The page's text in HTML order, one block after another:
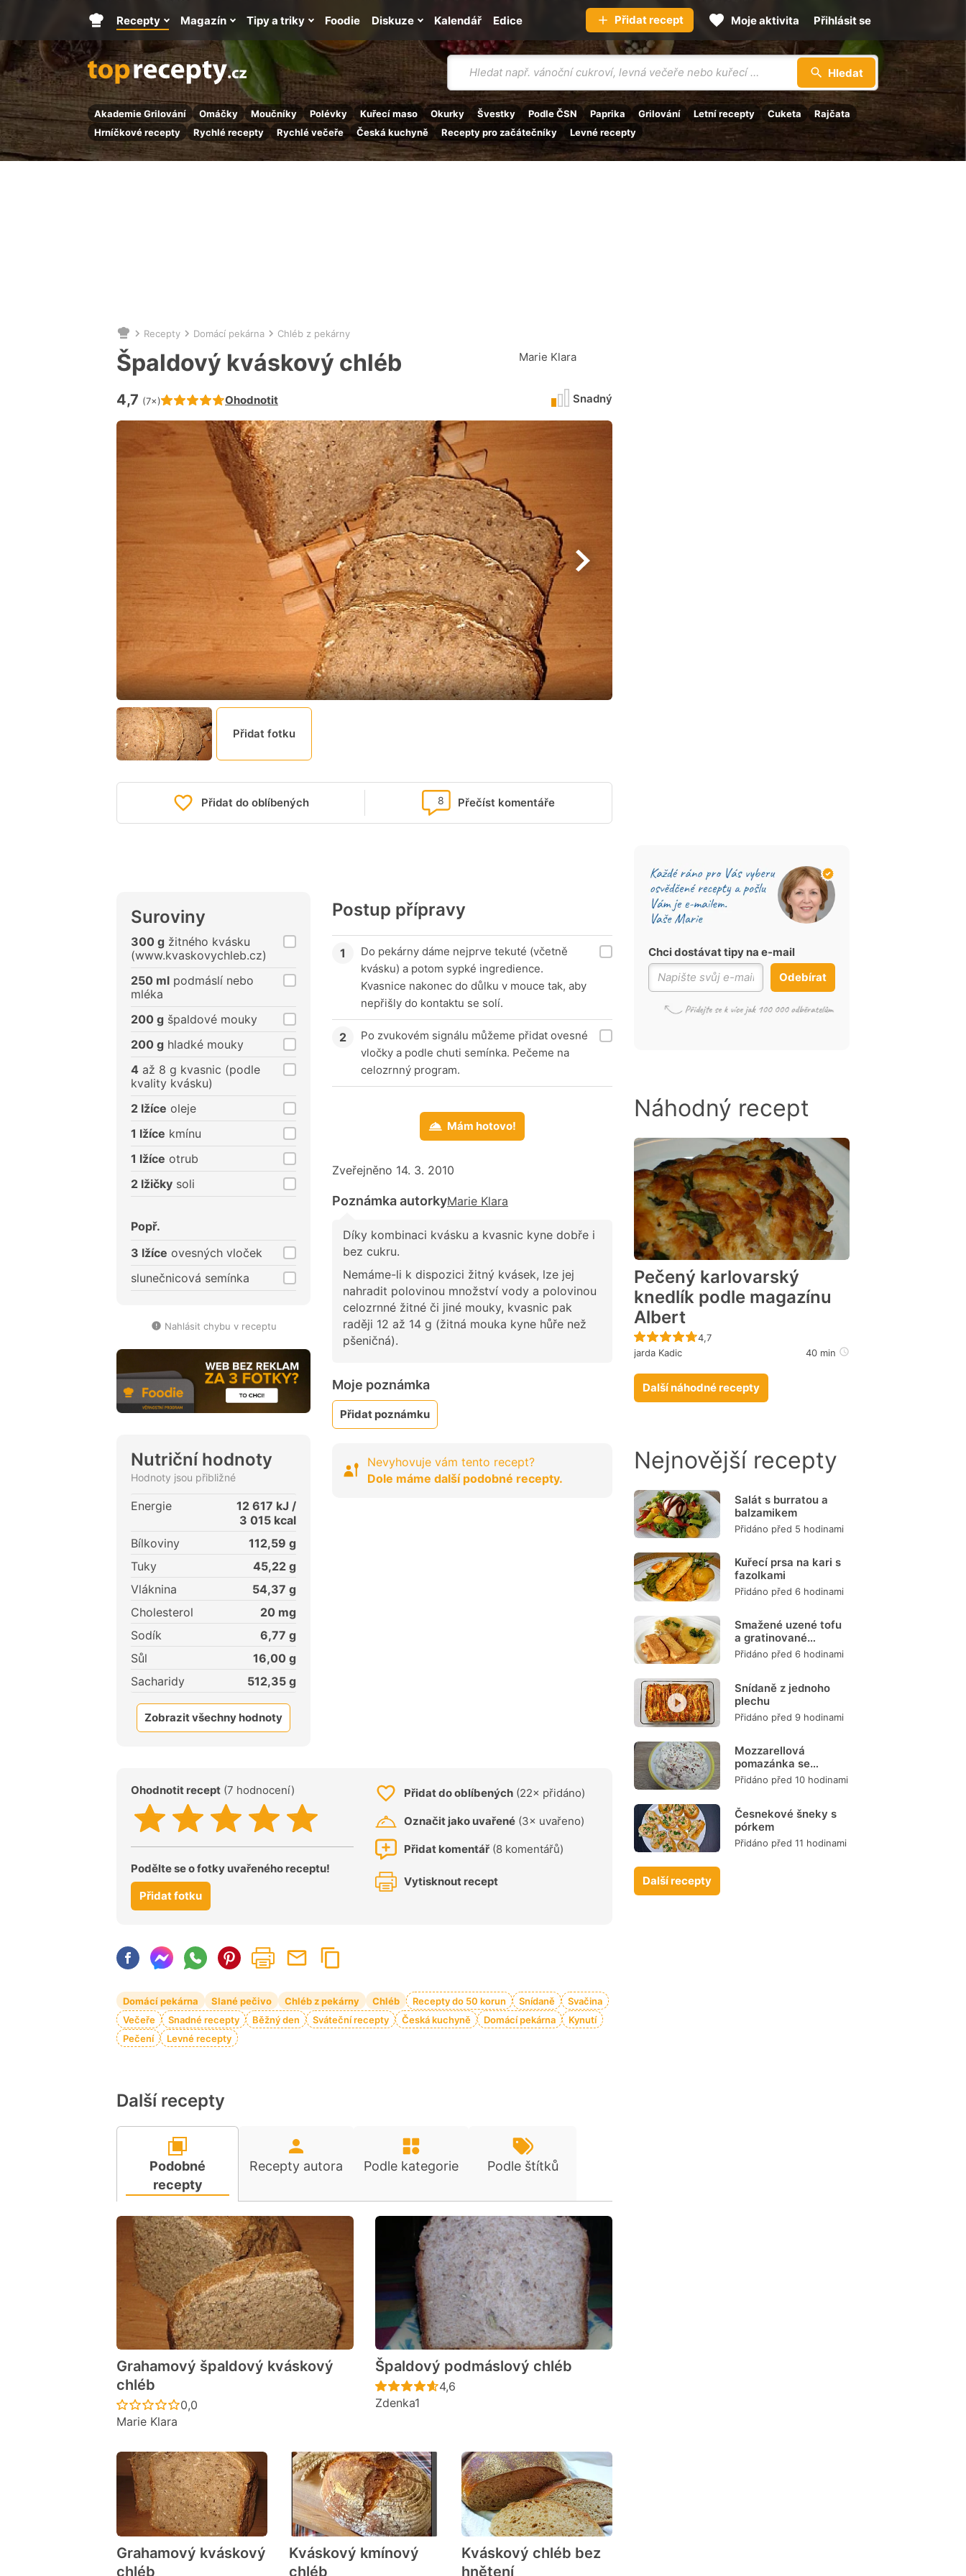
Vyhledávání
Hledat
Akademie Grilování Omáčky Moučníky Polévky Kuřecí maso Okurky Švestky Podle ČSN Paprika Grilování Letní recepty Cuketa
Rajčata
Hrníčkové recepty
Rychlé recepty Rychlé večeře Česká kuchyně Recepty pro začátečníky Levné recepty
Hlavní
stránka
Recepty Magazín Tipy a triky Kalendář
Foodie Diskuze Edice Přidat recept Moje aktivita Přihlásit se
Nacházíte
se
zde:
Recepty Domácí pekárna Chléb z pekárny
Špaldový kváskový chléb
Hodnocení receptu je
4,7 (7×) Ohodnotit
Marie Klara
Snadný
Přidat fotku
Přidat do oblíbených Přečíst komentáře
8
Suroviny
300 g žitného kvásku
(www.kvaskovychleb.cz)
250 ml podmáslí nebo
mléka
200 g špaldové mouky
200 g hladké mouky
4 až 8 g kvasnic (podle
kvality kvásku)
2 lžíce oleje
1 lžíce kmínu
1 lžíce otrub
2 lžičky soli
Popř.
3 lžíce ovesných vloček
slunečnicová semínka
Nahlásit chybu v receptu
Nutriční hodnoty
Hodnoty jsou přibližné
Energie 12 617 kJ /
3 015 kcal
Bílkoviny
112,59 g
Tuky
45,22 g
Vláknina
54,37 g
Cholesterol
20 mg
Sodík
6,77 g
Sůl
16,00 g
Sacharidy
512,35 g
Zobrazit všechny hodnoty
Postup přípravy
Do pekárny dáme nejprve tekuté (včetně
kvásku) a potom sypké ingredience.
Kvasnice nakonec do důlku v mouce tak, aby
nepřišly do kontaktu se solí.
Po zvukovém signálu můžeme přidat ovesné
vločky a podle chuti semínka. Pečeme na
celozrnný program.
Mám hotovo!
Zveřejněno 14. 3. 2010
Poznámka autorkyMarie Klara
Díky kombinaci kvásku a kvasnic kyne dobře i
bez cukru.
Nemáme-li k dispozici žitný kvásek, lze jej
nahradit polovinou množství vody a polovinou
celozrnné žitné či jiné mouky, kvasnic pak
raději 12 až 14 g (žitná mouka kyne hůře než
pšeničná).
Moje poznámka
Přidat poznámku
Nevyhovuje vám tento recept?
Dole máme další podobné recepty.
Ohodnotit recept (7 hodnocení)
Podělte se o fotky uvařeného receptu!
Přidat fotku
Přidat do oblíbených (22× přidáno)
Označit jako uvařené (3× uvařeno)
Přidat komentář (8 komentářů)
Vytisknout recept
Domácí pekárna Slané pečivo Chléb z pekárny Chléb Recepty do 50 korun Snídaně
Svačina
Večeře
Snadné recepty Běžný den Sváteční recepty Česká kuchyně Domácí pekárna
Kynutí
Pečení
Levné recepty
Další recepty
Podobné
recepty
Recepty autora Podle kategorie Podle štítků
Grahamový špaldový kváskový
chléb
Recept ještě nebyl hodnocen
0,0
Marie Klara
Špaldový podmáslový chléb
Recept ještě nebyl hodnocen
4,6
Zdenka1
Grahamový kváskový
chléb
Kváskový kmínový
chléb
Kváskový chléb bez
hnětení
Chci dostávat tipy na e-mail
Odebírat
Náhodný recept
Pečený karlovarský
knedlík podle magazínu
Albert
Recept ještě nebyl hodnocen
4,7
jarda Kadic
40 min
Další náhodné recepty
Nejnovější recepty
Salát s burratou a
balzamikem
Přidáno před 5 hodinami
Kuřecí prsa na kari s
fazolkami
Přidáno před 6 hodinami
Smažené uzené tofu
a gratinované
brambory
Přidáno před 6 hodinami
Snídaně z jednoho
plechu
Přidáno před 9 hodinami
Mozzarellová
pomazánka se
šunkou
Přidáno před 10 hodinami
Česnekové šneky s
pórkem
Přidáno před 11 hodinami
Další recepty